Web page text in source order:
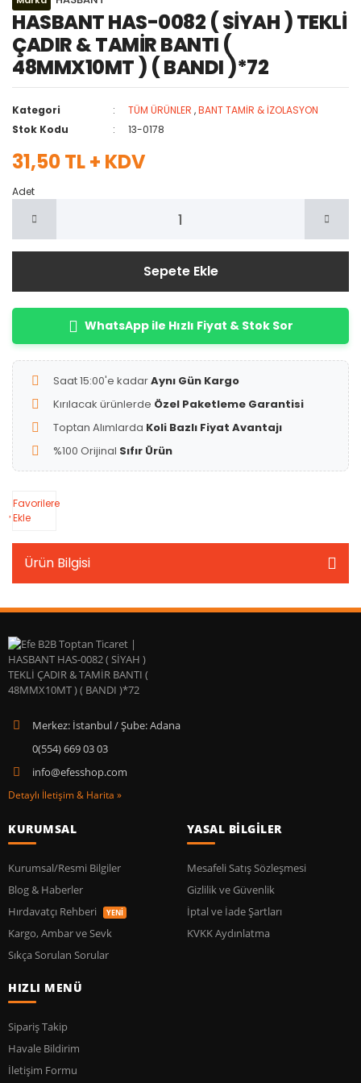
HASBANT HAS-0082 ( SİYAH ) TEKLİ
ÇADIR & TAMİR BANTI (
48MMX10MT ) ( BANDI )*72
Kategori TÜM ÜRÜNLER ,BANT TAMİR & İZOLASYON
Stok Kodu
13-0178
31,50 TL + KDV
Adet
Sepete Ekle
WhatsApp ile Hızlı Fiyat & Stok Sor
Saat 15:00'e kadarAynı Gün Kargo
Kırılacak ürünlerde Özel Paketleme Garantisi
Toptan Alımlarda Koli Bazlı Fiyat Avantajı
%100 Orijinal Sıfır Ürün
Favorilere
Ekle
Ürün Bilgisi
Merkez: İstanbul / Şube: Adana
0(554) 669 03 03
info@efesshop.com
Detaylı İletişim & Harita »
KURUMSAL
Kurumsal/Resmi Bilgiler
Blog & Haberler
Hırdavatçı Rehberi
YENİ
Kargo, Ambar ve Sevk
Sıkça Sorulan Sorular
YASAL BİLGİLER
Mesafeli Satış Sözleşmesi
Gizlilik ve Güvenlik
İptal ve İade Şartları
KVKK Aydınlatma
HIZLI MENÜ
Sipariş Takip
Havale Bildirim
İletişim Formu